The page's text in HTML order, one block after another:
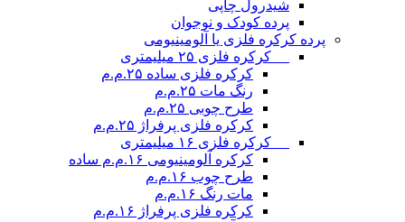
شیدرول چاپی
پرده کودک و نوجوان
پرده کرکره فلزی یا آلومینیومی
__ کرکره فلزی ۲۵ میلیمتری
کرکره فلزی ساده ۲۵.م.م
رنگ مات ۲۵.م.م
طرح چوبی ۲۵.م.م
کرکره فلزی پرفراژ ۲۵.م.م
__ کرکره فلزی ۱۶ میلیمتری
کرکره آلومینیومی ۱۶.م.م ساده
طرح چوب ۱۶.م.م
مات رنگ ۱۶.م.م
کرکره فلزی پرفراژ ۱۶.م.م